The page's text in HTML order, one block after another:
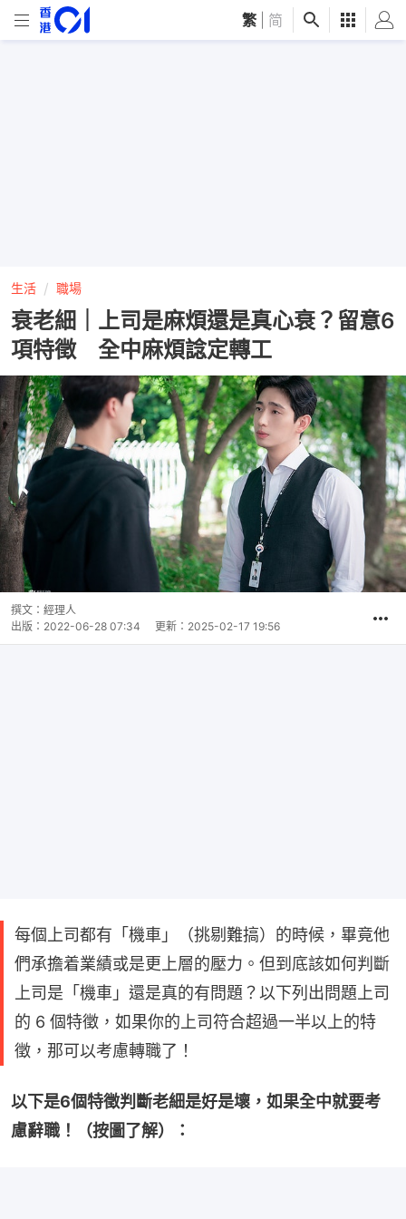
繁 简
生活 職場
衰老細｜上司是麻煩還是真心衰？留意6
項特徵 全中麻煩諗定轉工
撰文： 經理人
出版： 2022-06-28 07:34 更新： 2025-02-17 19:56
每個上司都有「機車」（挑剔難搞）的時候，畢竟他
們承擔着業績或是更上層的壓力。但到底該如何判斷
上司是「機車」還是真的有問題？以下列出問題上司
的 6 個特徵，如果你的上司符合超過一半以上的特
徵，那可以考慮轉職了！
以下是6個特徵判斷老細是好是壞，如果全中就要考
慮辭職！（按圖了解）：